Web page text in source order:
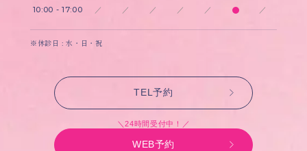
10:00 - 17:00 ／ ／ ／ ／ ／ ／
※休診日 : 水・日・祝
TEL予約
＼24時間受付中！／
WEB予約